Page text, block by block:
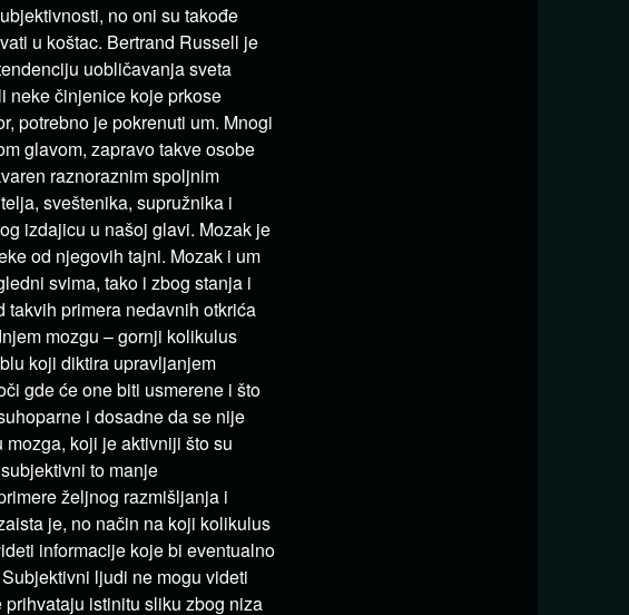
no oni su takođe
u koštac. Bertrand Russell je
uobličavanja sveta
neke činjenice koje prkose
potrebno je pokrenuti um. Mnogi
glavom, zapravo takve osobe
raznoraznim spoljnim
sveštenika, supružnika i
izdajicu u našoj glavi. Mozak je
od njegovih tajni. Mozak i um
svima, tako i zbog stanja i
primera nedavnih otkrića
mozgu – gornji kolikulus
koji diktira upravljanjem
gde će one biti usmerene i što
i dosadne da se nije
koji je aktivniji što su
to manje
željnog razmišljanja i
je, no način na koji kolikulus
informacije koje bi eventualno
ljudi ne mogu videti
istinitu sliku zbog niza